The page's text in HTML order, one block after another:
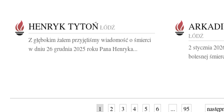
HENRYK TYTOŃ ŁÓDŹ
Z głębokim żalem przyjęliśmy wiadomość o śmierci
w dniu 26 grudnia 2025 roku Pana Henryka...
ŁÓDŹ
2 stycznia
bolesnej
1 2 3 4 5 6 ... 95